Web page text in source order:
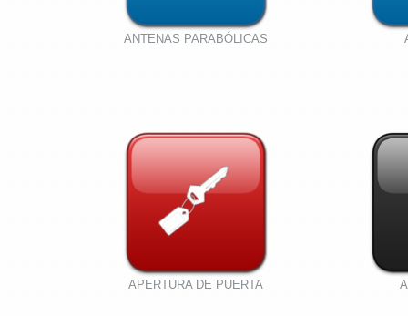
ANTENAS PARABÓLICAS
APERTURA DE PUERTA